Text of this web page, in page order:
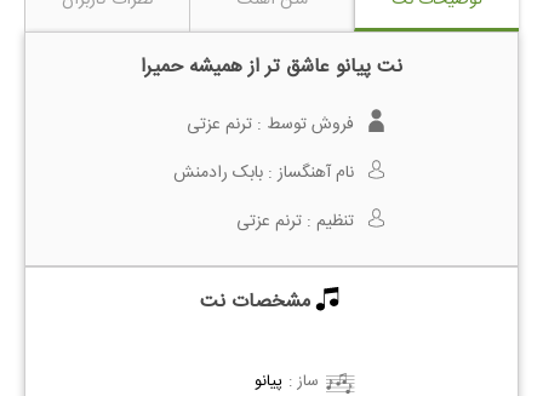
نت پیانو عاشق تر از همیشه حمیرا
فروش توسط : ترنم عزتی
نام آهنگساز : بابک رادمنش
تنظیم : ترنم عزتی
مشخصات نت
ساز : پیانو